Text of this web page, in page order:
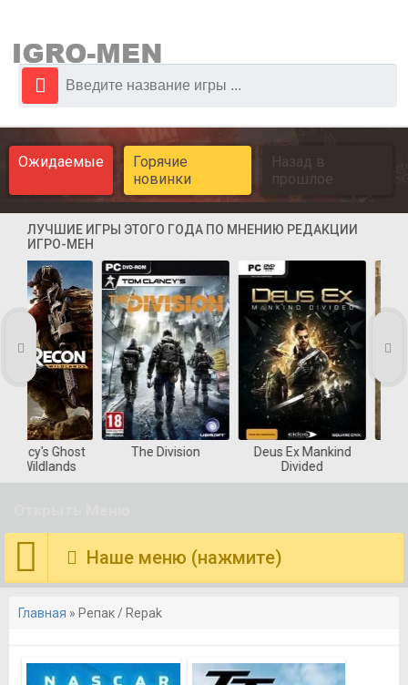
Ожидаемые
Горячие
новинки
Назад в
прошлое
ЛУЧШИЕ ИГРЫ ЭТОГО ГОДА ПО МНЕНИЮ РЕДАКЦИИ
ИГРО-МЕН
The Division
Deus Ex Mankind
Deadlight
Наше меню (нажмите)
Главная » Репак / Repak